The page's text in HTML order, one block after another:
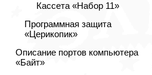
Кассета «Набор 11»
Программная защита
«Церикопик»
Описание портов компьютера
«Байт»